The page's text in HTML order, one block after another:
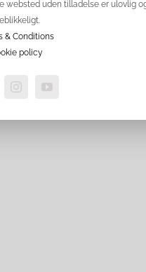
websted uden tilladelse er ulovlig
& Conditions
policy
InstagramYouTube